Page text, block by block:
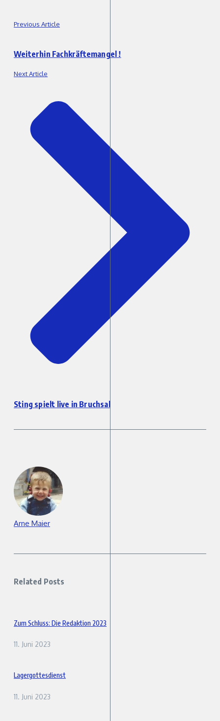
Previous Article
Weiterhin Fachkräftemangel !
Next Article
Sting spielt live in Bruchsal
Arne Maier
Related Posts
Zum Schluss: Die Redaktion 2023
11. Juni 2023
Lagergottesdienst
11. Juni 2023